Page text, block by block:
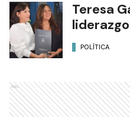
Teresa
POLÍTICA
Ads